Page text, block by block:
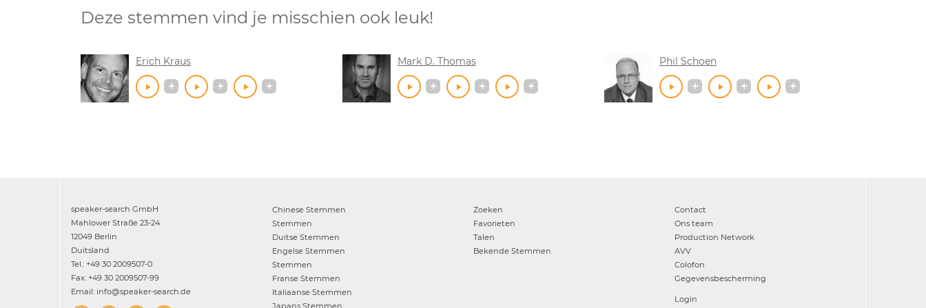
Deze stemmen vind je misschien ook leuk!
Erich Kraus Mark D. Thomas Phil Schoen
speaker-search GmbH
Mahlower Straße 23-24
12049 Berlin
Duitsland
Tel.: +49 30 2009507-0
Fax: +49 30 2009507-99
Email: info@speaker-search.de
Chinese Stemmen
Stemmen
Duitse Stemmen
Engelse Stemmen
Stemmen
Franse Stemmen
Italiaanse Stemmen
Japans Stemmen
Zoeken
Favorieten
Talen
Bekende Stemmen
Contact
Ons team
Production Network
AVV
Colofon
Gegevensbescherming
Login